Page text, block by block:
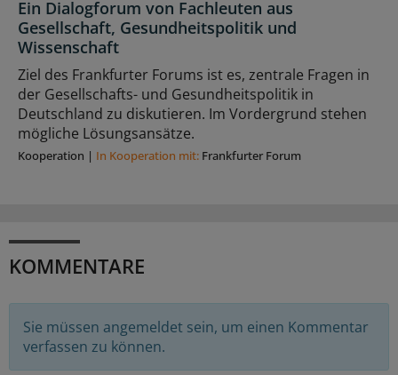
Ein Dialogforum von Fachleuten aus
Gesellschaft, Gesundheitspolitik und
Wissenschaft
Ziel des Frankfurter Forums ist es, zentrale Fragen in
der Gesellschafts- und Gesundheitspolitik in
Deutschland zu diskutieren. Im Vordergrund stehen
mögliche Lösungsansätze.
Kooperation | In Kooperation mit: Frankfurter Forum
KOMMENTARE
Sie müssen angemeldet sein, um einen Kommentar
verfassen zu können.